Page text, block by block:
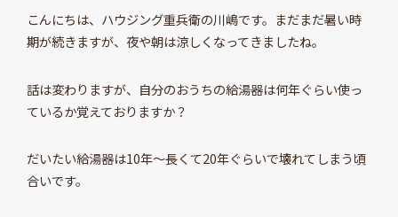
こんにちは、ハウジング重兵衛の川嶋です。まだまだ暑い時
期が続きますが、夜や朝は涼しくなってきましたね。
話は変わりますが、自分のおうちの給湯器は何年ぐらい使っ
ているか覚えておりますか？
だいたい給湯器は10年～長くて20年ぐらいで壊れてしまう頃
合いです。